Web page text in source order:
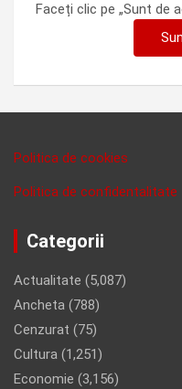
Faceți clic pe „Sunt de
Politica de cookies
Politica de confidentalitate
Categorii
Actualitate (5,087)
Ancheta (788)
Cenzurat (75)
Cultura (1,251)
Economie (3,156)